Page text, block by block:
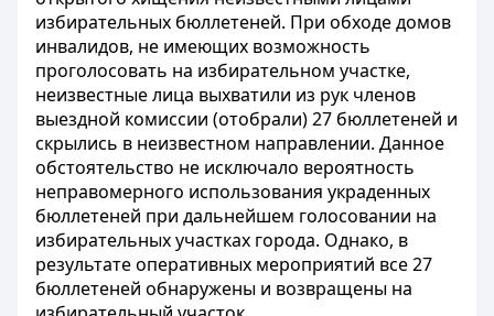
избирательных бюллетеней. При обходе домов
инвалидов, не имеющих возможность
проголосовать на избирательном участке,
неизвестные лица выхватили из рук членов
выездной комиссии (отобрали) 27 бюллетеней и
скрылись в неизвестном направлении. Данное
обстоятельство не исключало вероятность
неправомерного использования украденных
бюллетеней при дальнейшем голосовании на
избирательных участках города. Однако, в
результате оперативных мероприятий все 27
бюллетеней обнаружены и возвращены на